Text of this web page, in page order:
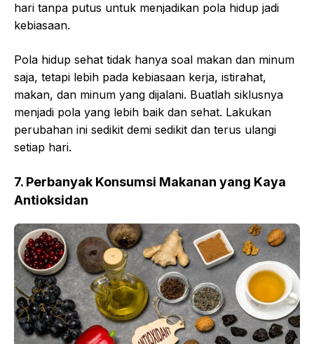
hari tanpa putus untuk menjadikan pola hidup jadi
kebiasaan.
Pola hidup sehat tidak hanya soal makan dan minum
saja, tetapi lebih pada kebiasaan kerja, istirahat,
makan, dan minum yang dijalani. Buatlah siklusnya
menjadi pola yang lebih baik dan sehat. Lakukan
perubahan ini sedikit demi sedikit dan terus ulangi
setiap hari.
7. Perbanyak Konsumsi Makanan yang Kaya
Antioksidan